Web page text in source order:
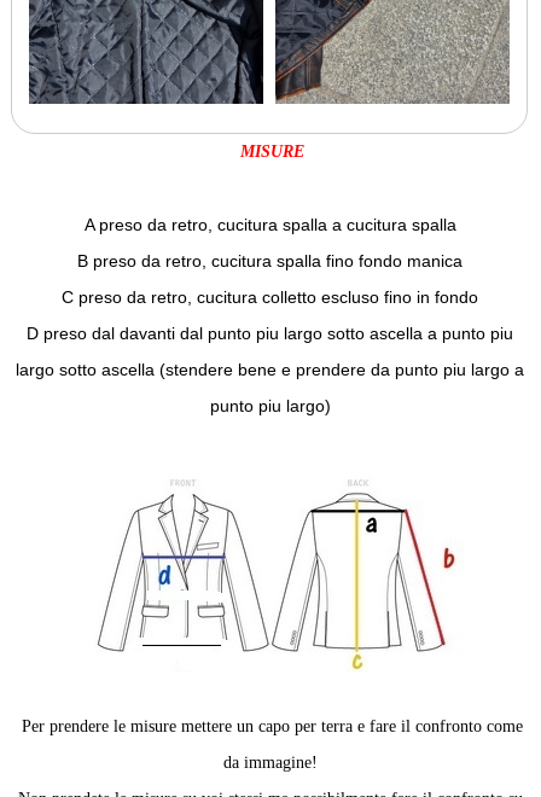
MISURE
A preso da retro, cucitura spalla a cucitura spalla
B preso da retro, cucitura spalla fino fondo manica
C preso da retro, cucitura colletto escluso fino in fondo
D preso dal davanti dal punto piu largo sotto ascella a punto piu
largo sotto ascella (stendere bene e prendere da punto piu largo a
punto piu largo)
Per prendere le misure mettere un capo per terra e fare il confronto come
da immagine!